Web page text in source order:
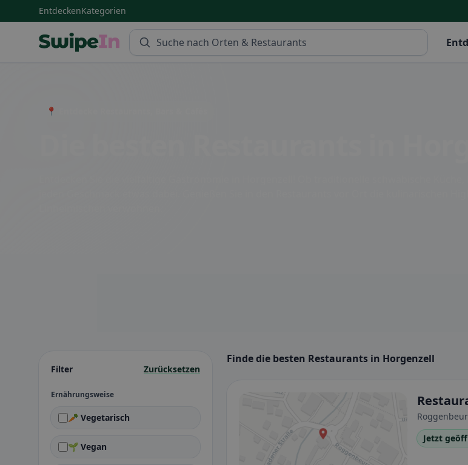
EntdeckenKategorien
📍 Entdecke Restaurants, Bars & Cafés
Filter Zurücksetzen
Ernährungsweise
🥕 Vegetarisch
🌱 Vegan
Finde die besten Restaurants in Horgenzell
Jetzt